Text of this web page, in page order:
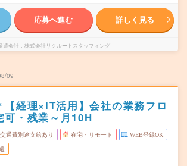
応募へ進む 詳しく見る
遣会社 株式会社リクルートスタッフィング
09
【経理×IT活用】会社の業務フロ
可・残業～月10H
交通費別途支給あり 在宅・リモート WEB登録OK